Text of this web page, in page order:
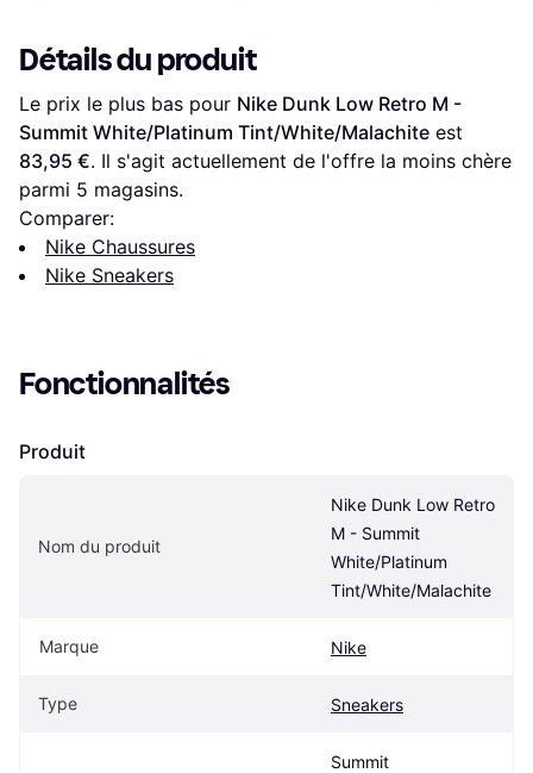
Détails du produit
Le prix le plus bas pour Nike Dunk Low Retro M -
Summit White/Platinum Tint/White/Malachite
83,95 €. Il s'agit actuellement de l'offre la moins chère
parmi 5 magasins.
Comparer:
Nike Chaussures
Nike Sneakers
Fonctionnalités
Produit
Nom du produit
Nike Dunk Low Retro
M - Summit
White/Platinum
Tint/White/Malachite
Marque Nike
Type Sneakers
Summit